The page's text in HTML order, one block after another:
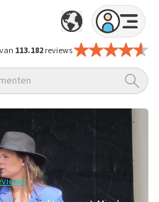
113.182reviews